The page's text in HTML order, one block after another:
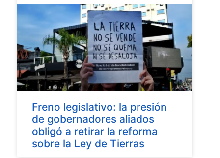
Freno legislativo: la presión
de gobernadores aliados
obligó a retirar la reforma
sobre la Ley de Tierras